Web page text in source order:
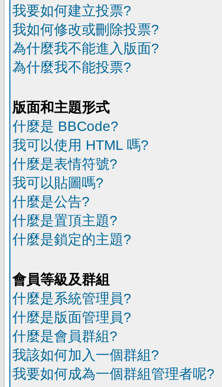
我要如何建立投票?
我如何修改或刪除投票?
為什麼我不能進入版面?
為什麼我不能投票?
版面和主題形式
什麼是 BBCode?
我可以使用 HTML 嗎?
什麼是表情符號?
我可以貼圖嗎?
什麼是公告?
什麼是置頂主題?
什麼是鎖定的主題?
會員等級及群組
什麼是系統管理員?
什麼是版面管理員?
什麼是會員群組?
我該如何加入一個群組?
我要如何成為一個群組管理者呢?